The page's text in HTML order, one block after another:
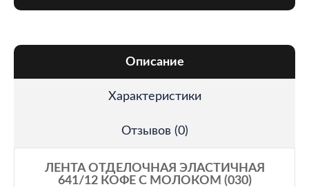
Описание
Характеристики
Отзывов (0)
ЛЕНТА ОТДЕЛОЧНАЯ ЭЛАСТИЧНАЯ
641/12 КОФЕ С МОЛОКОМ (030)